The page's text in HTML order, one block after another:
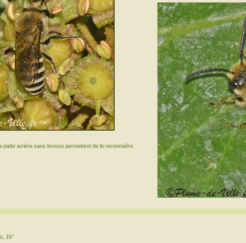
patte arrière sans brosse permettent de le reconnaître.
16°